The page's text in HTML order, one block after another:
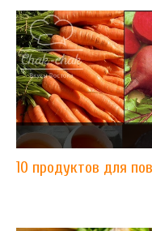
10 продуктов для